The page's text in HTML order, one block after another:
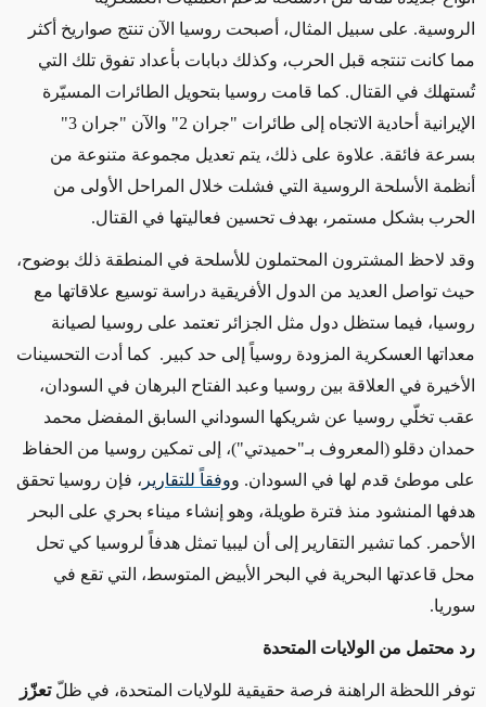
الروسية. على سبيل المثال، أصبحت روسيا الآن تنتج صواريخ أكثر
مما كانت تنتجه قبل الحرب، وكذلك دبابات بأعداد تفوق تلك التي
تُستهلك في القتال . كما قامت روسيا بتحويل الطائرات المسيّرة
الإيرانية أحادية الاتجاه إلى طائرات "جران 2" والآن "جران 3"
بسرعة فائقة. علاوة على ذلك، يتم تعديل مجموعة متنوعة من
أنظمة الأسلحة الروسية التي فشلت خلال المراحل الأولى من
الحرب بشكل مستمر، بهدف تحسين فعاليتها في القتال .
وقد لاحظ المشترون المحتملون للأسلحة في المنطقة ذلك بوضوح،
حيث تواصل العديد من الدول الأفريقية دراسة توسيع علاقاتها مع
روسيا، فيما ستظل دول مثل الجزائر تعتمد على روسيا لصيانة
معداتها العسكرية المزودة روسياً إلى حد كبير. كما أدت التحسينات
الأخيرة في العلاقة بين روسيا وعبد الفتاح البرهان في السودان،
عقب تخلّي روسيا عن شريكها السوداني السابق المفضل محمد
حمدان دقلو (المعروف بـ"حميدتي")، إلى تمكين روسيا من الحفاظ
على موطئ قدم لها في السودان. ووفقاً للتقارير ، فإن روسيا تحقق
هدفها المنشود منذ فترة طويلة، وهو إنشاء ميناء بحري على البحر
الأحمر. كما تشير التقارير إلى أن ليبيا تمثل هدفاً لروسيا كي تحل
محل قاعدتها البحرية في البحر الأبيض المتوسط، التي تقع في
سوريا.
رد محتمل من الولايات المتحدة
توفر اللحظة الراهنة فرصة حقيقية للولايات المتحدة، في ظلّ تعزّز